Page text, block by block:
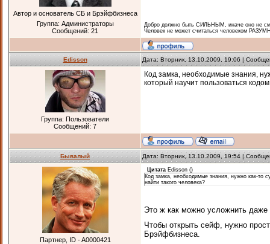
Автор и основатель СБ и Брэйфбизнеса
Группа: Администраторы
Сообщений: 21
Добро должно быть СИЛЬНЫМ, иначе оно не
Человек не может считаться человеком
Edisson Дата: Вторник, 13.10.2009, 19:06 |
Группа: Пользователи
Сообщений: 7
Код замка, необходимые знания,
который научит пользоваться
Бывалый Дата: Вторник, 13.10.2009, 19:54 |
Партнер, ID - A0000421
Цитата Edisson ()
Код замка, необходимые знания, нужно как-то
найти такого человека?
Это ж как можно усложнить
Чтобы открыть сейф, нужно
Брэйфбизнеса.